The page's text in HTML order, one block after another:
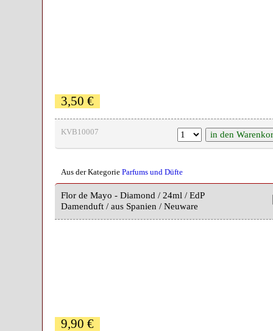
3,50 €
KVB10007
Aus der Kategorie Parfums und Düfte
Flor de Mayo - Diamond / 24ml / EdP
Damenduft / aus Spanien / Neuware
9,90 €